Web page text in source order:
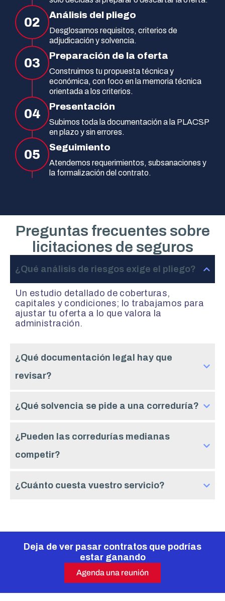
02
Análisis del pliego
Desglosamos requisitos, criterios de
adjudicación y solvencia.
03
Preparación de la oferta
Construimos tu propuesta técnica y
económica, con foco en la memoria técnica
orientada a los criterios.
04
Presentación
Subimos toda la documentación a la PLACSP
en plazo y sin errores.
05
Seguimiento
Atendemos requerimientos, subsanaciones y
la formalización del contrato.
Preguntas frecuentes sobre
licitaciones de seguros
¿Qué análisis de riesgos exige el pliego?
Un estudio detallado de coberturas,
capitales y condiciones; lo trabajamos para
ajustar tu oferta a lo que valora la
administración.
¿Qué documentación legal hay que
revisar?
¿Qué solvencia se pide a una correduría?
¿Pueden las corredurías medianas
competir?
¿Cuánto cuesta vuestro servicio?
Deja de ver pasar contratos que podrías
estar ganando
Agenda una reunión